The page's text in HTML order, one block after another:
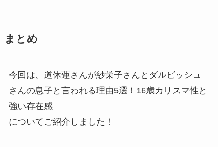
まとめ
今回は、道休蓮さんが紗栄子さんとダルビッシュ
さんの息子と言われる理由5選！16歳カリスマ性と
強い存在感
についてご紹介しました！